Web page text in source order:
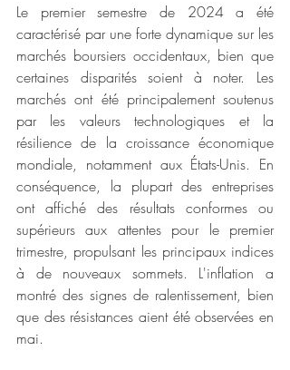
Le premier semestre de 2024 a été
caractérisé par une forte dynamique sur les
marchés boursiers occidentaux, bien que
certaines disparités soient à noter. Les
marchés ont été principalement soutenus
par les valeurs technologiques et la
résilience de la croissance économique
mondiale, notamment aux États-Unis. En
conséquence, la plupart des entreprises
ont affiché des résultats conformes ou
supérieurs aux attentes pour le premier
trimestre, propulsant les principaux indices
à de nouveaux sommets. L'inflation a
montré des signes de ralentissement, bien
que des résistances aient été observées en
mai.